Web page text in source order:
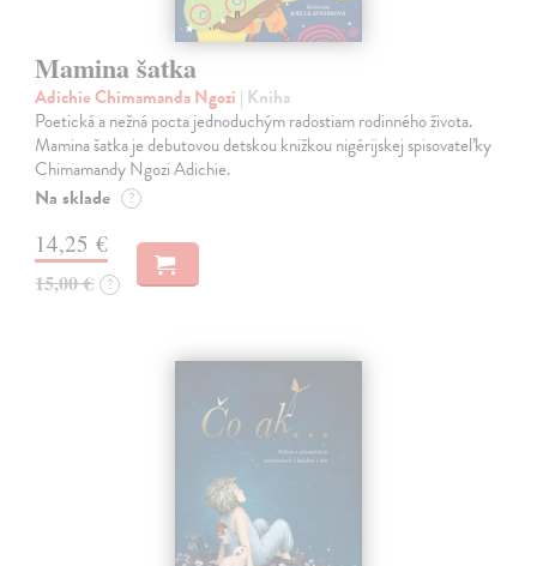
Mamina šatka
Adichie Chimamanda Ngozi | Kniha
Poetická a nežná pocta jednoduchým radostiam rodinného života.
Mamina šatka je debutovou detskou knižkou nigérijskej spisovateľky
Chimamandy Ngozi Adichie.
Na sklade ?
14,25 €
15,00 € ?